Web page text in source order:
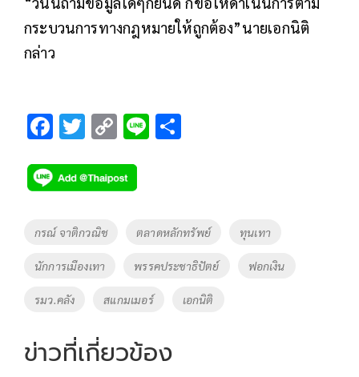
กระบวนการทางกฎหมายให้ถูกต้อง”นายเอกนิติ
กล่าว
F
e
b
o
k
T
tt
er
C
p
y
Li
Li
Tags
กรณ์ จาติกวณิช ตลาดหลักทรัพย์ ทุนเทา
นักการเมืองเทา พรรคประชาธิปัตย์ ฟอกเงิน
รมว.คลัง สแกมเมอร์ เอกนิติ
ข่าวที่เกี่ยวข้อง